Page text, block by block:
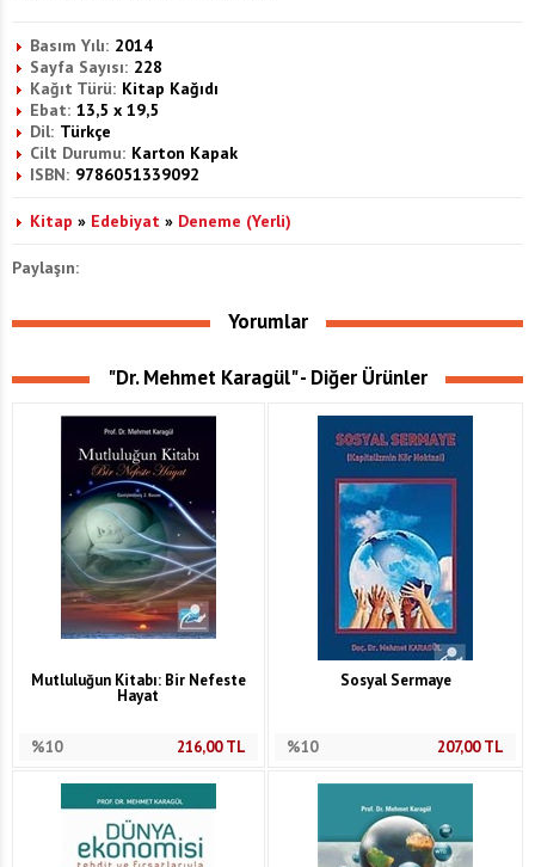
Basım Yılı: 2014
Sayfa Sayısı: 228
Kağıt Türü: Kitap Kağıdı
Ebat: 13,5 x 19,5
Dil: Türkçe
Cilt Durumu: Karton Kapak
ISBN: 9786051339092
Kitap » Edebiyat » Deneme (Yerli)
Paylaşın:
Yorumlar
"Dr. Mehmet Karagül" - Diğer Ürünler
Mutluluğun Kitabı: Bir Nefeste
Hayat
%10 216,00TL
Sosyal Sermaye
%10 207,00TL